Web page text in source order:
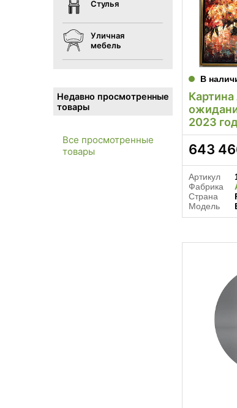
Стулья
Уличная
мебель
Недавно просмотренные
товары
Все просмотренные
товары
В
2023
643
Артикул
Фабрика
Страна
Модель